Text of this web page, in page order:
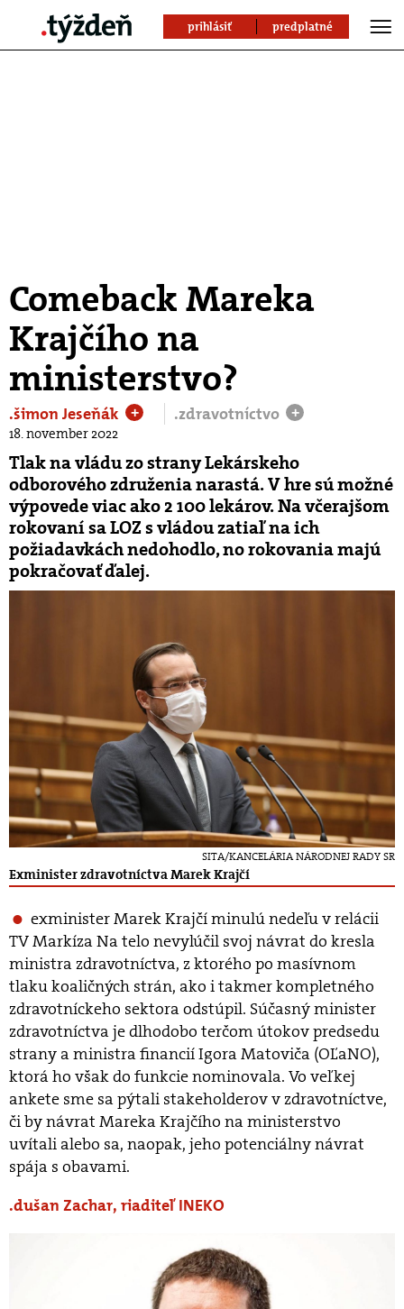
prihlásiť predplatné
Comeback Mareka
Krajčího na
ministerstvo?
.šimon Jeseňák + .zdravotníctvo +
18. november 2022
Tlak na vládu zo strany Lekárskeho
odborového združenia narastá. V hre sú možné
výpovede viac ako 2 100 lekárov. Na včerajšom
rokovaní sa LOZ s vládou zatiaľ na ich
požiadavkách nedohodlo, no rokovania majú
pokračovať ďalej.
SITA/KANCELÁRIA NÁRODNEJ RADY SR
Exminister zdravotníctva Marek Krajčí
exminister Marek Krajčí minulú nedeľu v relácii
TV Markíza Na telo nevylúčil svoj návrat do kresla
ministra zdravotníctva, z ktorého po masívnom
tlaku koaličných strán, ako i takmer kompletného
zdravotníckeho sektora odstúpil. Súčasný minister
zdravotníctva je dlhodobo terčom útokov predsedu
strany a ministra financií Igora Matoviča (OĽaNO),
ktorá ho však do funkcie nominovala. Vo veľkej
ankete sme sa pýtali stakeholderov v zdravotníctve,
či by návrat Mareka Krajčího na ministerstvo
uvítali alebo sa, naopak, jeho potenciálny návrat
spája s obavami.
dušan Zachar, riaditeľ INEKO